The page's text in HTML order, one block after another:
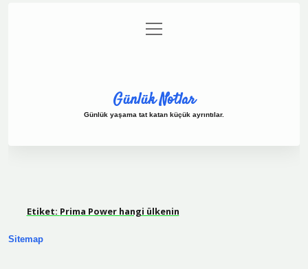
Gizlilik Politikası
menüyü
aç
Günlük Notlar
Günlük yaşama tat katan küçük ayrıntılar.
Etiket: Prima Power hangi ülkenin
Sitemap